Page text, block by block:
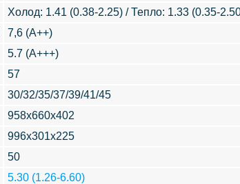
Холод: 1.41 (0.38-2.25) / Тепло: 1.33 (0.35-
7,6 (А++)
5.7 (А+++)
57
30/32/35/37/39/41/45
958x660x402
996x301x225
50
5.30 (1.26-6.60)